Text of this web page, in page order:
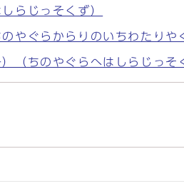
らじっそくず）
やぐらからりのいちわたりや
（ちのやぐらへはしらじっそ